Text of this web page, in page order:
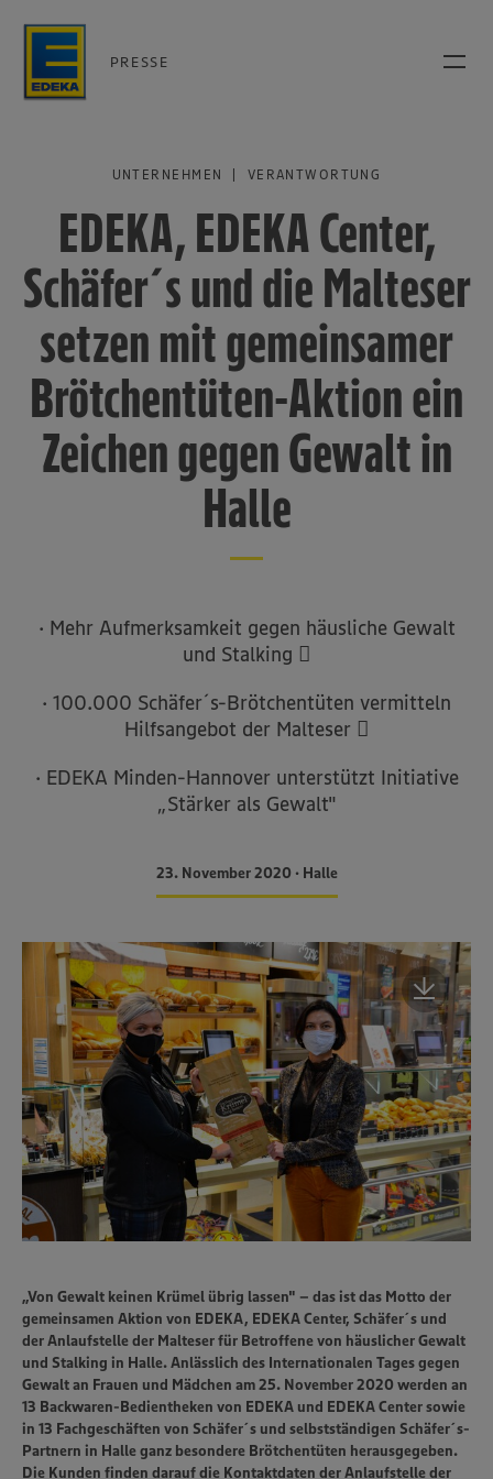
PRESSE
UNTERNEHMEN | VERANTWORTUNG
EDEKA, EDEKA Center,
Schäfer´s und die Malteser
setzen mit gemeinsamer
Brötchentüten-Aktion ein
Zeichen gegen Gewalt in
Halle
· Mehr Aufmerksamkeit gegen häusliche Gewalt
und Stalking 
· 100.000 Schäfer´s-Brötchentüten vermitteln
Hilfsangebot der Malteser 
· EDEKA Minden-Hannover unterstützt Initiative
„Stärker als Gewalt"
23. November 2020 • Halle
„Von Gewalt keinen Krümel übrig lassen" – das ist das Motto der
gemeinsamen Aktion von EDEKA, EDEKA Center, Schäfer´s und
der Anlaufstelle der Malteser für Betroffene von häuslicher Gewalt
und Stalking in Halle. Anlässlich des Internationalen Tages gegen
Gewalt an Frauen und Mädchen am 25. November 2020 werden an
13 Backwaren-Bedientheken von EDEKA und EDEKA Center sowie
in 13 Fachgeschäften von Schäfer´s und selbstständigen Schäfer´s-
Partnern in Halle ganz besondere Brötchentüten herausgegeben.
Die Kunden finden darauf die Kontaktdaten der Anlaufstelle der